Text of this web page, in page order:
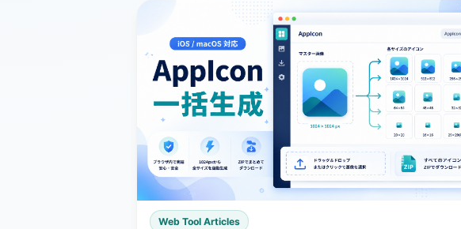
Web Tool Articles